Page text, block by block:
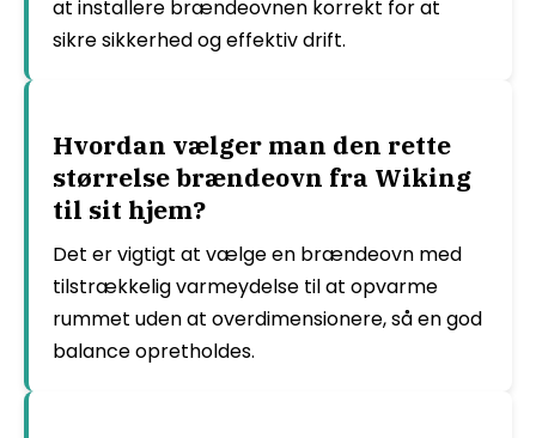
at installere brændeovnen korrekt for at
sikre sikkerhed og effektiv drift.
Hvordan vælger man den rette
størrelse brændeovn fra Wiking
til sit hjem?
Det er vigtigt at vælge en brændeovn med
tilstrækkelig varmeydelse til at opvarme
rummet uden at overdimensionere, så en god
balance opretholdes.